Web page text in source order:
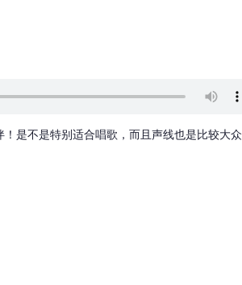
是不是特别适合唱歌，而且声线也是比较大众